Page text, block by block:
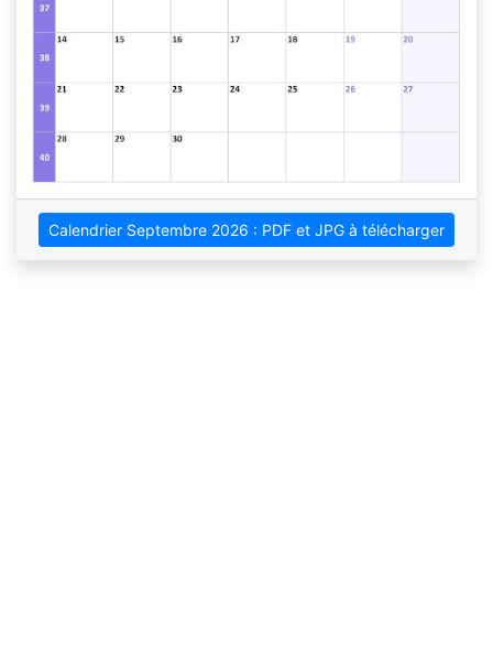
Calendrier Septembre 2026 : PDF et JPG à télécharger